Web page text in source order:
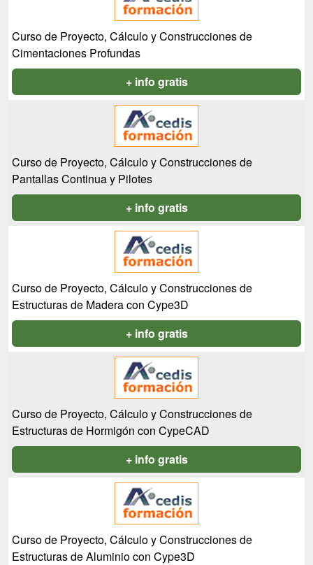
Curso de Proyecto, Cálculo y Construcciones de
Cimentaciones Profundas
+ info gratis
Curso de Proyecto, Cálculo y Construcciones de
Pantallas Continua y Pilotes
+ info gratis
Curso de Proyecto, Cálculo y Construcciones de
Estructuras de Madera con Cype3D
+ info gratis
Curso de Proyecto, Cálculo y Construcciones de
Estructuras de Hormigón con CypeCAD
+ info gratis
Curso de Proyecto, Cálculo y Construcciones de
Estructuras de Aluminio con Cype3D